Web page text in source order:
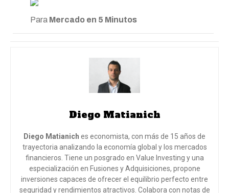
Para Mercado en 5 Minutos
Diego Matianich
Diego Matianich es economista, con más de 15 años de
trayectoria analizando la economía global y los mercados
financieros. Tiene un posgrado en Value Investing y una
especialización en Fusiones y Adquisiciones, propone
inversiones capaces de ofrecer el equilibrio perfecto entre
seguridad y rendimientos atractivos. Colabora con notas de